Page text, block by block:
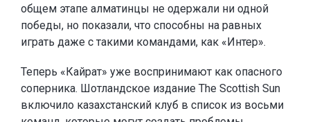
общем этапе алматинцы не одержали ни одной
победы, но показали, что способны на равных
играть даже с такими командами, как «Интер».
Теперь «Кайрат» уже воспринимают как опасного
соперника. Шотландское издание The Scottish Sun
включило казахстанский клуб в список из восьми